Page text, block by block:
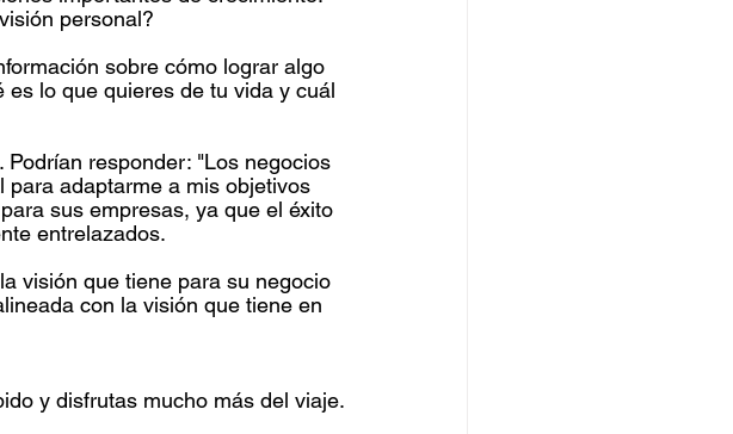
personal?
sobre cómo lograr algo
lo que quieres de tu vida y cuál
responder: "Los negocios
adaptarme a mis objetivos
sus empresas, ya que el éxito
entrelazados.
visión que tiene para su negocio
con la visión que tiene en
y disfrutas mucho más del viaje.